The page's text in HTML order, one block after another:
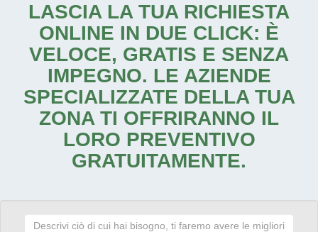
LASCIA LA TUA RICHIESTA
ONLINE IN DUE CLICK: È
VELOCE, GRATIS E SENZA
IMPEGNO. LE AZIENDE
SPECIALIZZATE DELLA TUA
ZONA TI OFFRIRANNO IL
LORO PREVENTIVO
GRATUITAMENTE.